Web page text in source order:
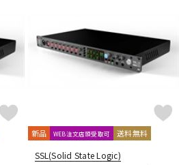
新品 WEB注文店頭受取可 送料無料
SSL(Solid State Logic)